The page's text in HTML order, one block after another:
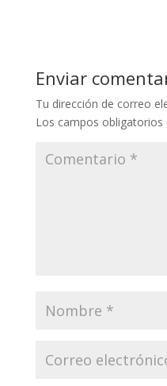
Enviar
Tu dirección de correo
Los campos